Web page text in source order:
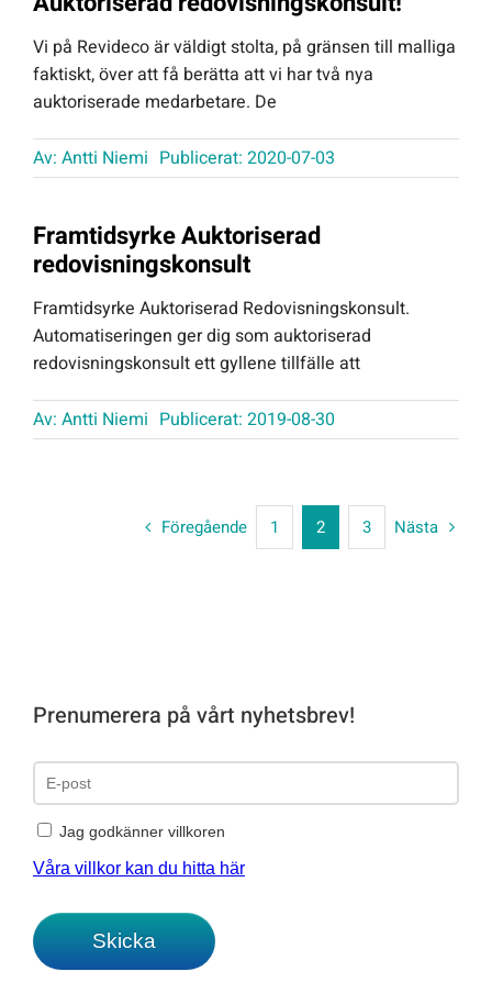
Vi på Revideco är väldigt stolta, på gränsen till malliga
faktiskt, över att få berätta att vi har två nya
auktoriserade medarbetare. De
Av: Antti Niemi Publicerat: 2020-07-03
Framtidsyrke Auktoriserad
redovisningskonsult
Framtidsyrke Auktoriserad Redovisningskonsult.
Automatiseringen ger dig som auktoriserad
redovisningskonsult ett gyllene tillfälle att
Av: Antti Niemi Publicerat: 2019-08-30
Föregående 1 2 3 Nästa
Prenumerera på vårt nyhetsbrev!